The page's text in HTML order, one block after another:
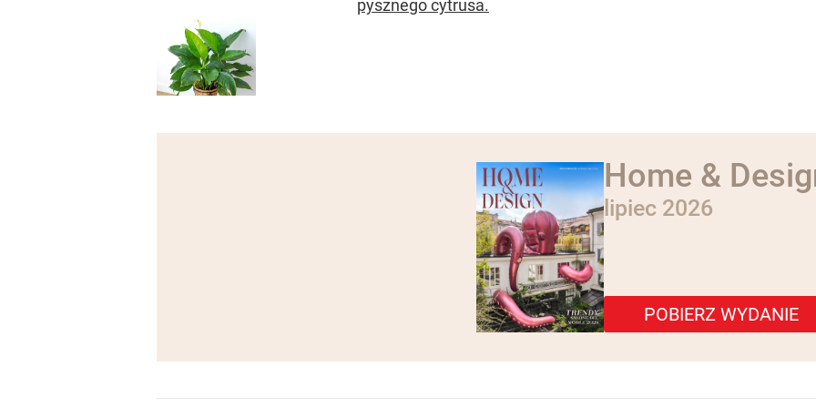
pysznego cytrusa.
Home &
lipiec 2026
POBIERZ WYDANIE